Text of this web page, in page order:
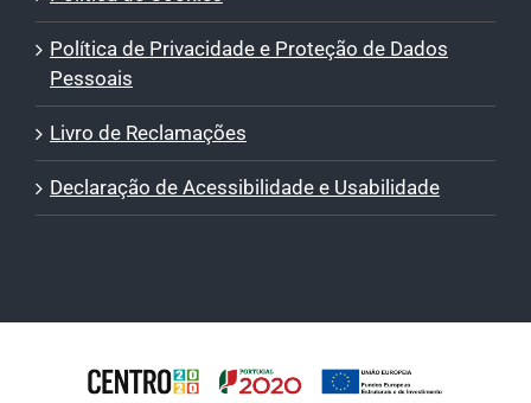
Política de Privacidade e Proteção de Dados
Pessoais
Livro de Reclamações
Declaração de Acessibilidade e Usabilidade